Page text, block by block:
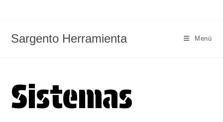
Sargento Herramienta Menú
Sistemas